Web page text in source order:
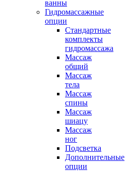
ванны
Гидромассажные
опции
Стандартные
комплекты
гидромассажа
Массаж
общий
Массаж
тела
Массаж
спины
Массаж
шиацу
Массаж
ног
Подсветка
Дополнительные
опции